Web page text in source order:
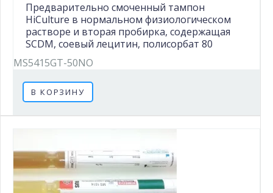
Предварительно смоченный тампон
HiCulture в нормальном физиологическом
растворе и вторая пробирка, содержащая
SCDM, соевый лецитин, полисорбат 80
MS5415GT-50NO
В КОРЗИНУ